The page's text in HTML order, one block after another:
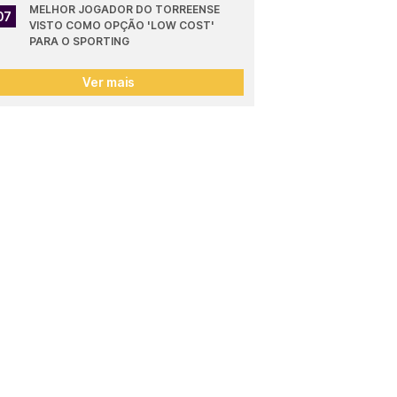
MELHOR JOGADOR DO TORREENSE
VISTO COMO OPÇÃO 'LOW COST'
PARA O SPORTING
Ver mais